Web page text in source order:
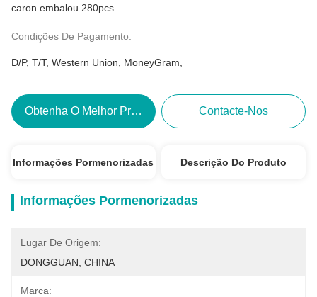
caron embalou 280pcs
Condições De Pagamento:
D/P, T/T, Western Union, MoneyGram,
Obtenha O Melhor Preço Contacte-Nos
Informações Pormenorizadas Descrição Do Produto
Informações Pormenorizadas
Lugar De Origem:
DONGGUAN, CHINA
Marca: